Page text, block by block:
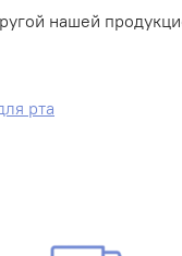
нашей
рта